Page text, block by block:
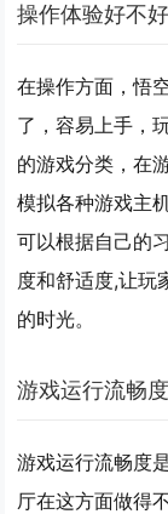
操作体验好不
在操作方面，悟
了，容易上手，
的游戏分类，在
模拟各种游戏主
可以根据自己的
度和舒适度,让玩
的时光。
游戏运行流畅
游戏运行流畅度
厅在这方面做得